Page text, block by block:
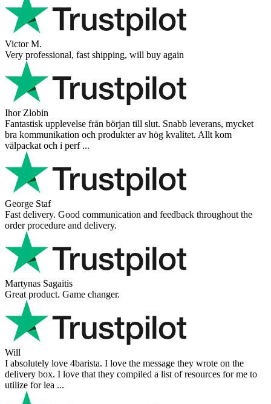
Victor M.
Very professional, fast shipping, will buy again
Ihor Zlobin
Fantastisk upplevelse från början till slut. Snabb leverans, mycket
bra kommunikation och produkter av hög kvalitet. Allt kom
välpackat och i perf ...
George Staf
Fast delivery. Good communication and feedback throughout the
order procedure and delivery.
Martynas Sagaitis
Great product. Game changer.
Will
I absolutely love 4barista. I love the message they wrote on the
delivery box. I love that they compiled a list of resources for me to
utilize for lea ...